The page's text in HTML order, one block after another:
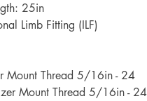
25in
Limb Fitting (ILF)
Mount Thread 5/16in - 24
Mount Thread 5/16in - 24